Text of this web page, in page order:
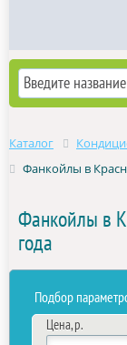
Каталог
Фанкойлы в
Фанкойлы в
года
Подбор
Цена, р.